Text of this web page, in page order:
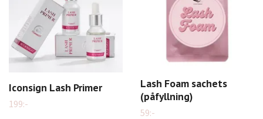
Iconsign Lash Primer
199:-
Lash Foam sachets
(påfyllning)
59:-